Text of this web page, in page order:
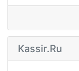
Kassir.ru